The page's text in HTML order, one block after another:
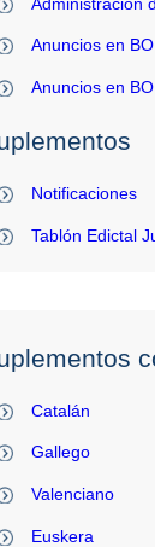
Anuncios en
Anuncios en
Notificaciones
Tablón Edictal
Catalán
Gallego
Valenciano
Euskera